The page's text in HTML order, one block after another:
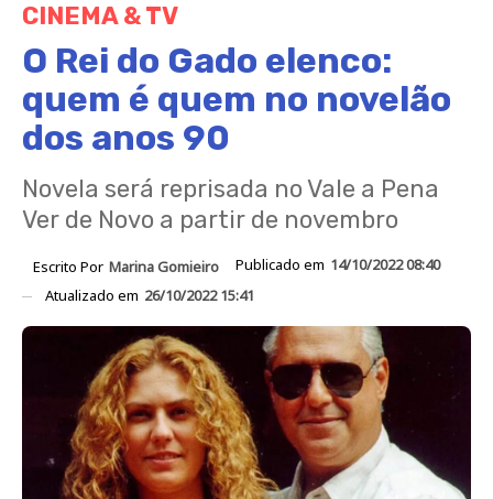
CINEMA & TV
O Rei do Gado elenco:
quem é quem no novelão
dos anos 90
Novela será reprisada no Vale a Pena
Ver de Novo a partir de novembro
Escrito Por Marina Gomieiro Publicado em 14/10/2022 08:40
Atualizado em 26/10/2022 15:41